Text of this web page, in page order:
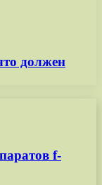
должен
f-